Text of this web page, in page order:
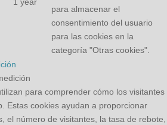
1 year
para almacenar el
consentimiento del usuario
para las cookies en la
categoría "Otras cookies".
para comprender cómo los visitantes
Estas cookies ayudan a proporcionar
el número de visitantes, la tasa de rebote,